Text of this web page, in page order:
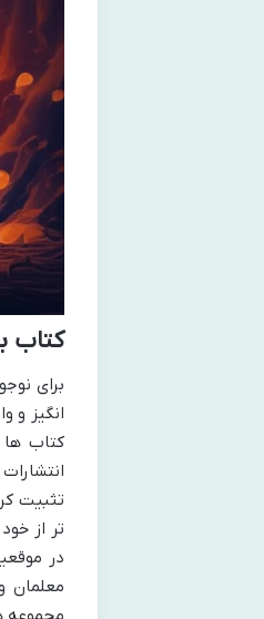
کتاب
برای
انگیز و
کتاب ها
تثبیت
تر از
در
معلمان